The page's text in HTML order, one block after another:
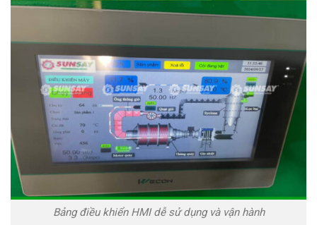
Bảng điều khiển HMI dễ sử dụng và vận hành